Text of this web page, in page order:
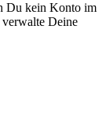
Du kein Konto im
verwalte Deine